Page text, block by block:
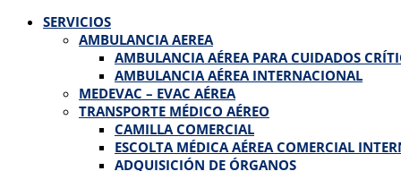
SERVICIOS
AMBULANCIA AEREA
AMBULANCIA AÉREA PARA CUIDADOS
AMBULANCIA AÉREA INTERNACIONAL
MEDEVAC – EVAC AÉREA
TRANSPORTE MÉDICO AÉREO
CAMILLA COMERCIAL
ESCOLTA MÉDICA AÉREA COMERCIAL
ADQUISICIÓN DE ÓRGANOS